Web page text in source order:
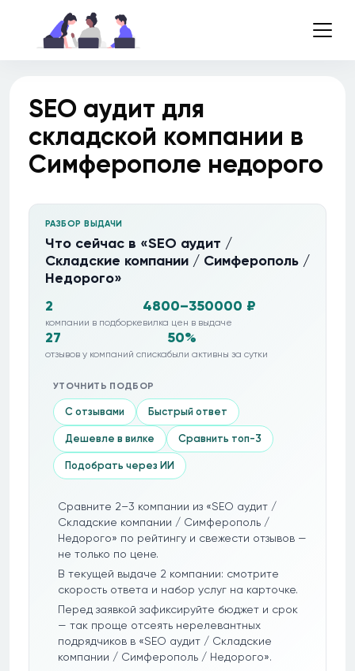
SEO аудит для
складской компании в
Симферополе недорого
РАЗБОР ВЫДАЧИ
Что сейчас в «SEO аудит /
Складские компании / Симферополь /
Недорого»
2
компании в подборке
4800–350000 ₽
вилка цен в выдаче
27
отзывов у компаний списка
50%
были активны за сутки
УТОЧНИТЬ ПОДБОР
С отзывами Быстрый ответ
Дешевле в вилке Сравнить топ-3
Подобрать через ИИ
Сравните 2–3 компании из «SEO аудит /
Складские компании / Симферополь /
Недорого» по рейтингу и свежести отзывов —
не только по цене.
В текущей выдаче 2 компании: смотрите
скорость ответа и набор услуг на карточке.
Перед заявкой зафиксируйте бюджет и срок
— так проще отсеять нерелевантных
подрядчиков в «SEO аудит / Складские
компании / Симферополь / Недорого».